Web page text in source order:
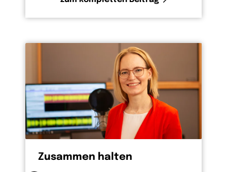
Zusammen halten